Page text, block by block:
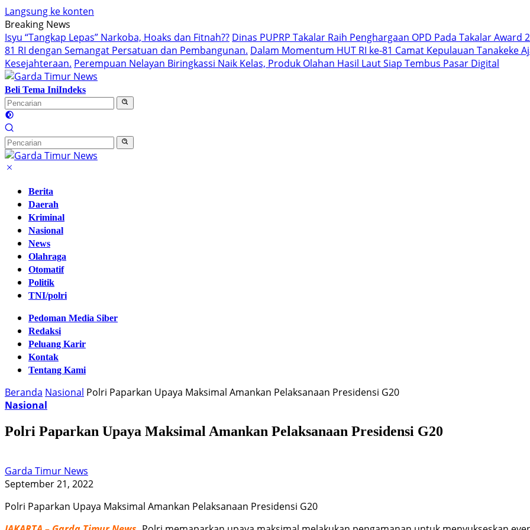
Langsung ke konten
Breaking News
Isyu “Tangkap Lepas” Narkoba, Hoaks dan Fitnah?? Dinas PUPRP Takalar Raih Penghargaan OPD Pada Takalar Award
81 RI dengan Semangat Persatuan dan Pembangunan.‍ Dalam Momentum HUT RI ke-81 Camat Kepulauan Tanakeke
Kesejahteraan. Perempuan Nelayan Biringkassi Naik Kelas, Produk Olahan Hasil Laut Siap Tembus Pasar Digital
Beli Tema IniIndeks
Berita
Daerah
Kriminal
Nasional
News
Olahraga
Otomatif
Politik
TNI/polri
Pedoman Media Siber
Redaksi
Peluang Karir
Kontak
Tentang Kami
Beranda Nasional Polri Paparkan Upaya Maksimal Amankan Pelaksanaan Presidensi G20
Nasional
Polri Paparkan Upaya Maksimal Amankan Pelaksanaan Presidensi G20
Garda Timur News
September 21, 2022
Polri Paparkan Upaya Maksimal Amankan Pelaksanaan Presidensi G20